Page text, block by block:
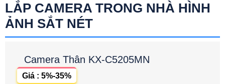
LẮP CAMERA TRONG NHÀ HÌNH
ẢNH SẮT NÉT
Camera Thân KX-C5205MN
Giá : 5%-35%